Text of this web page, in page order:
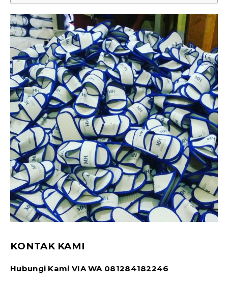
KONTAK KAMI
Hubungi Kami VIA WA 081284182246